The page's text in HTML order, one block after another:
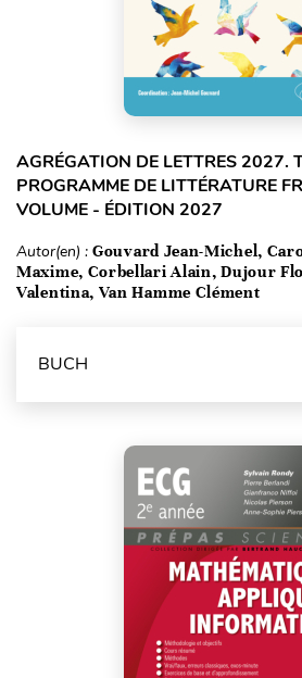
AGRÉGATION DE LETTRES 2027.
PROGRAMME DE LITTÉRATURE
VOLUME - ÉDITION 2027
Autor(en) : Gouvard Jean-Michel,
Maxime, Corbellari Alain, Dujour
Valentina, Van Hamme Clément
BUCH